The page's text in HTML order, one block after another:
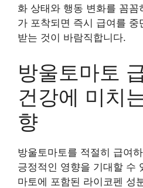
화 상태와 행동 변화를 꼼
가 포착되면 즉시 급여를 중
받는 것이 바람직합니다.
방울토마토
건강에 미치
향
방울토마토를 적절히 급여
긍정적인 영향을 기대할 수
마토에 포함된 라이코펜 성